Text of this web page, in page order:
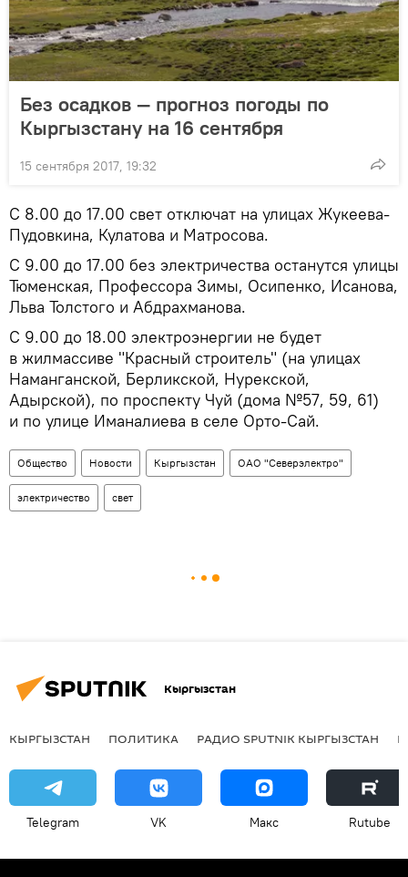
Без осадков — прогноз погоды по
Кыргызстану на 16 сентября
15 сентября 2017, 19:32
С 8.00 до 17.00 свет отключат на улицах Жукеева-
Пудовкина, Кулатова и Матросова.
С 9.00 до 17.00 без электричества останутся улицы
Тюменская, Профессора Зимы, Осипенко, Исанова,
Льва Толстого и Абдрахманова.
С 9.00 до 18.00 электроэнергии не будет
в жилмассиве "Красный строитель" (на улицах
Наманганской, Берликской, Нурекской,
Адырской), по проспекту Чуй (дома №57, 59, 61)
и по улице Иманалиева в селе Орто-Сай.
Общество Новости Кыргызстан ОАО "Северэлектро"
электричество свет
Кыргызстан
КЫРГЫЗСТАН ПОЛИТИКА РАДИО SPUTNIK КЫРГЫЗСТАН
Telegram VK Макс Rutube